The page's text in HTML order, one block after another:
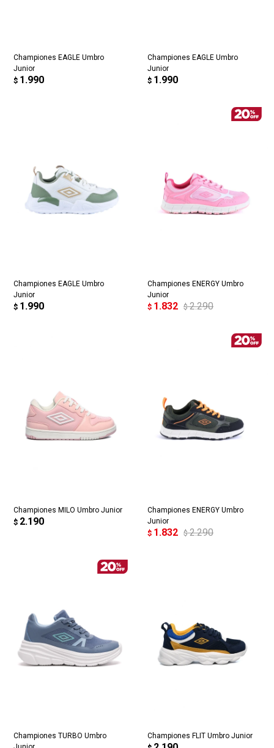
Championes EAGLE Umbro
Junior
$ 1.990
Championes EAGLE Umbro
Junior
$ 1.990
Championes EAGLE Umbro
Junior
$ 1.990
Championes ENERGY Umbro
Junior
$ 1.832 $ 2.290
Championes MILO Umbro Junior
$ 2.190
Championes ENERGY Umbro
Junior
$ 1.832 $ 2.290
Championes TURBO Umbro
Championes FLIT Umbro Junior